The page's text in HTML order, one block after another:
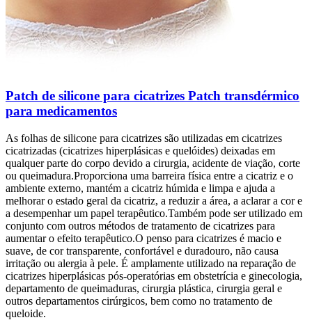
Patch de silicone para cicatrizes Patch transdérmico
para medicamentos
As folhas de silicone para cicatrizes são utilizadas em cicatrizes
cicatrizadas (cicatrizes hiperplásicas e quelóides) deixadas em
qualquer parte do corpo devido a cirurgia, acidente de viação, corte
ou queimadura.Proporciona uma barreira física entre a cicatriz e o
ambiente externo, mantém a cicatriz húmida e limpa e ajuda a
melhorar o estado geral da cicatriz, a reduzir a área, a aclarar a cor e
a desempenhar um papel terapêutico.Também pode ser utilizado em
conjunto com outros métodos de tratamento de cicatrizes para
aumentar o efeito terapêutico.O penso para cicatrizes é macio e
suave, de cor transparente, confortável e duradouro, não causa
irritação ou alergia à pele. É amplamente utilizado na reparação de
cicatrizes hiperplásicas pós-operatórias em obstetrícia e ginecologia,
departamento de queimaduras, cirurgia plástica, cirurgia geral e
outros departamentos cirúrgicos, bem como no tratamento de
queloide.